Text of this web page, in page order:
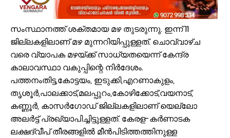
സംസ്ഥാനത്ത് ശക്തമായ മഴ തുടരുന്നു. ഇന്ന് 11
ജില്ലകളിലാണ് മഴ മുന്നറിയിപ്പുള്ളത്. ചൊവ്വാഴ്ച
വരെ വ്യാപക മഴയ്ക്ക് സാധ്യതയെന്ന് കേന്ദ്ര
കാലാവസ്ഥാ വകുപ്പിന്റെ നിർദേശം.
പത്തനംതിട്ട,കോട്ടയം, ഇടുക്കി,എറണാകുളം,
തൃശൂർ,പാലക്കാട്,മലപ്പുറം,കോഴിക്കോട്,വയനാട്,
കണ്ണൂർ, കാസർഗോഡ് ജില്ലകളിലാണ് യെല്ലോ
അലർട്ട് പ്രഖ്യാപിച്ചിട്ടുള്ളത്. കേരള-കർണാടക
ലക്ഷദ്വീപ് തീരങ്ങളിൽ മീൻപിടിത്തത്തിനുള്ള